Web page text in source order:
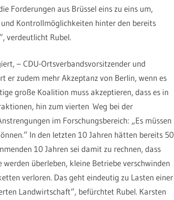
Forderungen aus Brüssel eins zu eins um,
Kontrollmöglichkeiten hinter den bereits
verdeutlicht Rubel.
– CDU-Ortsverbandsvorsitzender und
er zudem mehr Akzeptanz von Berlin, wenn es
große Koalition muss akzeptieren, dass es in
hin zum vierten Weg bei der
im Forschungsbereich: „Es müssen
In den letzten 10 Jahren hätten bereits 50
10 Jahren sei damit zu rechnen, dass
überleben, kleine Betriebe verschwinden
verloren. Das geht eindeutig zu Lasten einer
Landwirtschaft“, befürchtet Rubel. Karsten